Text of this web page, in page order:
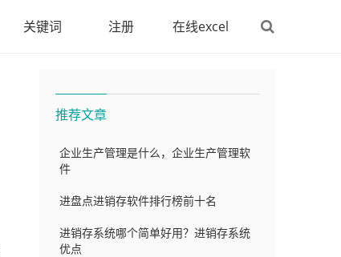
关键词 注册 在线excel
推荐文章
企业生产管理是什么，企业生产管理软
件
进盘点进销存软件排行榜前十名
进销存系统哪个简单好用？进销存系统
优点